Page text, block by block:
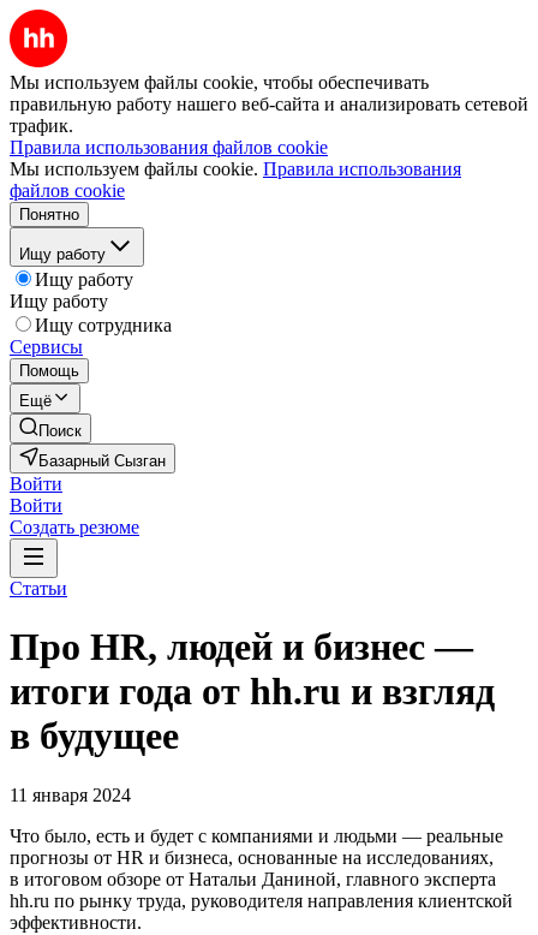
Мы используем файлы cookie, чтобы обеспечивать
правильную работу нашего веб-сайта и анализировать сетевой
трафик.
Правила использования файлов cookie
Мы используем файлы cookie. Правила использования
файлов cookie
Понятно
Ищу работу
Ищу работу
Ищу работу
Ищу сотрудника
Сервисы
Помощь
Ещё
Поиск
Базарный Сызган
Войти
Войти
Создать резюме
Статьи
Про HR, людей и бизнес —
итоги года от hh.ru и взгляд
в будущее
11 января 2024
Что было, есть и будет с компаниями и людьми — реальные
прогнозы от HR и бизнеса, основанные на исследованиях,
в итоговом обзоре от Натальи Даниной, главного эксперта
hh.ru по рынку труда, руководителя направления клиентской
эффективности.